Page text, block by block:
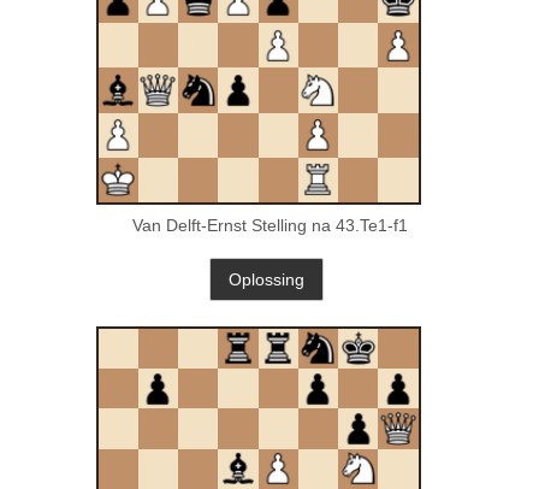
Van Delft-Ernst Stelling na 43.Te1-f1